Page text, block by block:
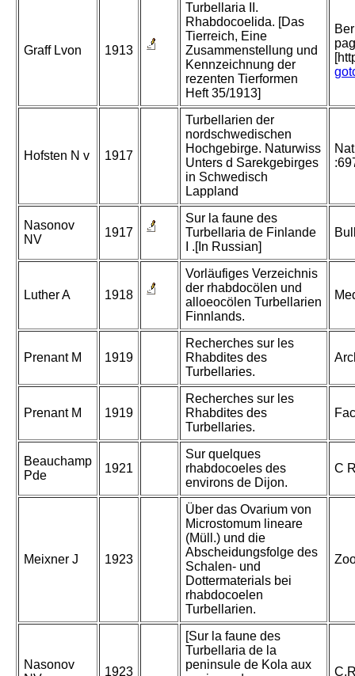
Graff Lvon 1913
Turbellaria II.
Rhabdocoelida. [Das
Tierreich, Eine
Zusammenstellung und
Kennzeichnung der
rezenten Tierformen
Heft 35/1913]
Hofsten N v 1917
Turbellarien der
nordschwedischen
Hochgebirge. Naturwiss
Unters d Sarekgebirges
in Schwedisch
Lappland
Nasonov
NV
1917
Sur la faune des
Turbellaria de Finlande
I .[In Russian]
Luther A 1918
Vorläufiges Verzeichnis
der rhabdocölen und
alloeocölen Turbellarien
Finnlands.
Prenant M 1919
Recherches sur les
Rhabdites des
Turbellaries.
Prenant M 1919
Recherches sur les
Rhabdites des
Turbellaries.
Beauchamp
Pde
1921
Sur quelques
rhabdocoeles des
environs de Dijon.
C
Meixner J 1923
Über das Ovarium von
Microstomum lineare
(Müll.) und die
Abscheidungsfolge des
Schalen- und
Dottermaterials bei
rhabdocoelen
Turbellarien.
Nasonov
1923
[Sur la faune des
Turbellaria de la
peninsule de Kola aux